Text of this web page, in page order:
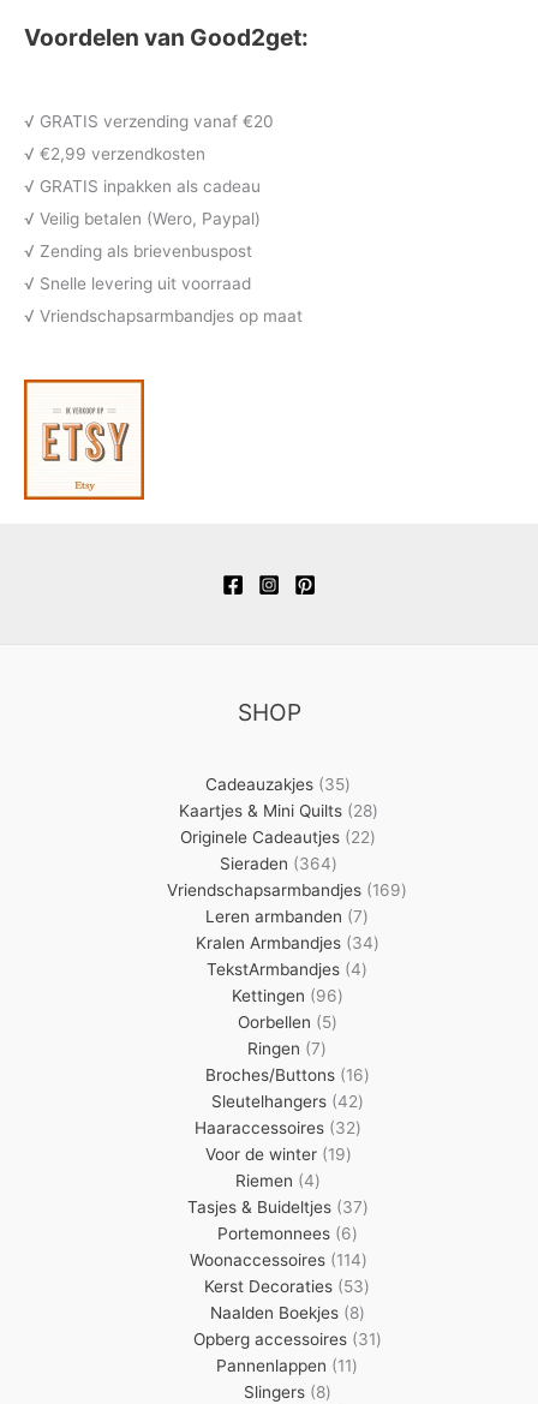
e
t
t
u
e
d
o
r
n
Voordelen van Good2get:
√ GRATIS verzending vanaf €20
√ €2,99 verzendkosten
√ GRATIS inpakken als cadeau
√ Veilig betalen (Wero, Paypal)
√ Zending als brievenbuspost
√ Snelle levering uit voorraad
√ Vriendschapsarmbandjes op maat
SHOP
Cadeauzakjes 3535
producten
Kaartjes & Mini Quilts 2828
producten
Originele Cadeautjes 2222
Sieraden 364364
producten
Vriendschapsarmbandjes 169169
Leren armbanden 77
producten
Kralen Armbandjes 3434
TekstArmbandjes 44
Kettingen 9696
producten
Oorbellen 55
Ringen 77
producten
Broches/Buttons 1616
producten
Sleutelhangers 4242
producten
Haaraccessoires 3232
Voor de winter 1919
Riemen 44
producten
Tasjes & Buideltjes 3737
Portemonnees 66
producten
Woonaccessoires 114114
producten
Kerst Decoraties 5353
producten
Naalden Boekjes 88
producten
Opberg accessoires 3131
Pannenlappen 1111
Slingers 88